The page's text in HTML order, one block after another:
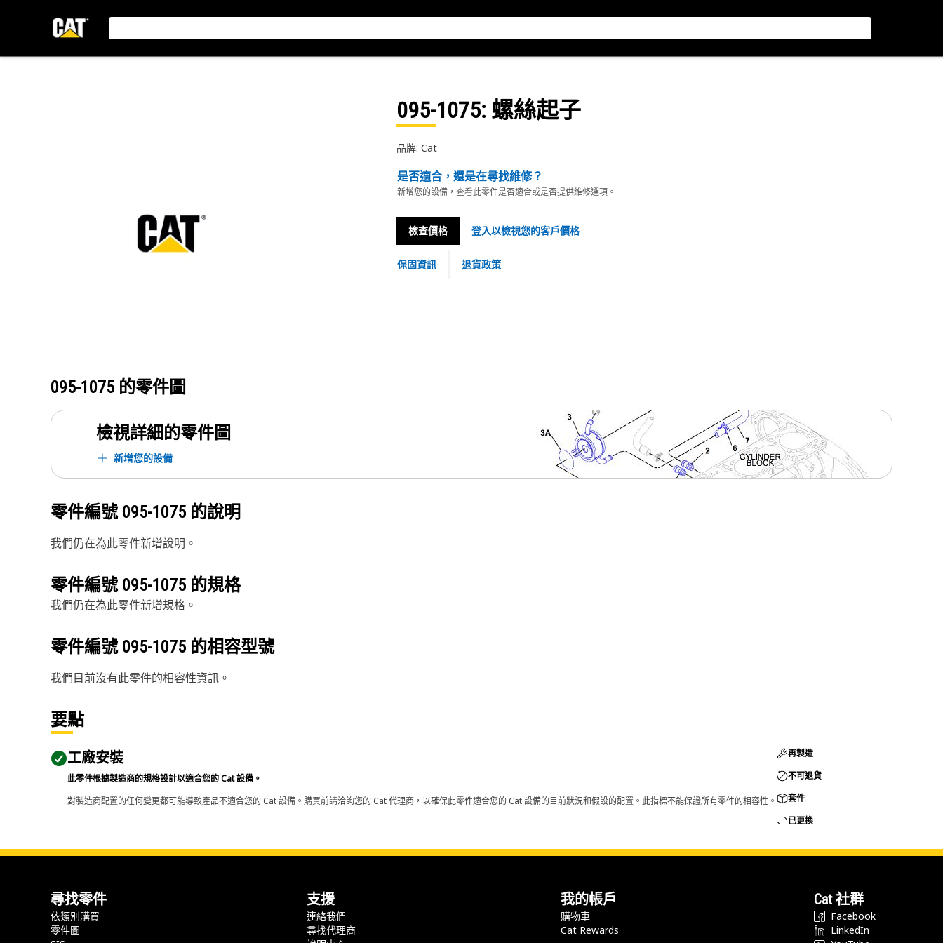
095-1075: 螺絲起子
品牌: Cat
是否適合，還是在尋找維修？
新增您的設備，查看此零件是否適合或是否提供維修選項。
檢查價格 登入以檢視您的客戶價格
保固資訊 退貨政策
095-1075 的零件圖
檢視詳細的零件圖
新增您的設備
零件編號 095-1075 的說明
我們仍在為此零件新增說明。
零件編號 095-1075 的規格
我們仍在為此零件新增規格。
零件編號 095-1075 的相容型號
我們目前沒有此零件的相容性資訊。
要點
工廠安裝
此零件根據製造商的規格設計以適合您的 Cat 設備。
對製造商配置的任何變更都可能導致產品不適合您的 Cat 設備。購買前請洽詢您的 Cat 代理商，以確保此零件適合您的 Cat 設備的目前狀況和假設的配置。此指標不能保證所有零件的相容性。
再製造
不可退貨
套件
已更換
尋找零件
依類別購買
零件圖
支援
連絡我們
尋找代理商
我的帳戶
購物車
Cat Rewards
Cat 社群
Facebook
LinkedIn